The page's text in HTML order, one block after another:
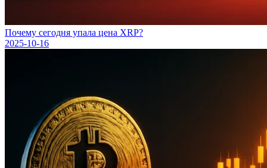
Почему сегодня упала цена XRP?
2025-10-16